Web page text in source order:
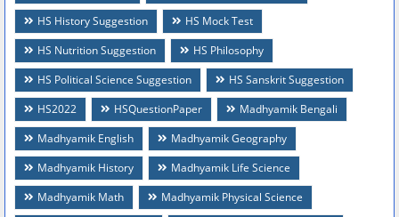
HS History Suggestion
HS Mock Test
HS Nutrition Suggestion
HS Philosophy
HS Political Science Suggestion
HS Sanskrit Suggestion
HS2022
HSQuestionPaper
Madhyamik Bengali
Madhyamik English
Madhyamik Geography
Madhyamik History
Madhyamik Life Science
Madhyamik Math
Madhyamik Physical Science